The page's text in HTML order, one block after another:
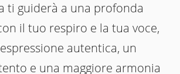
ti guiderà a una profonda
il tuo respiro e la tua voce,
autentica, un
e una maggiore armonia